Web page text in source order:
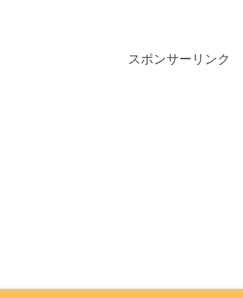
スポンサーリンク